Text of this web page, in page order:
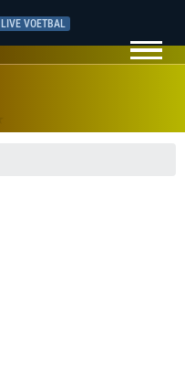
LIVE VOETBAL